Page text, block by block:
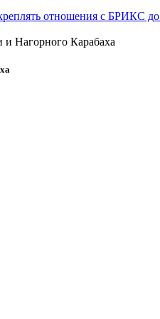
отношения с БРИКС
Нагорного Карабаха